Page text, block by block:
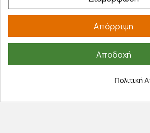
Επιστροφές προϊοντων
Πληροφορίες
Όροι χρήσης
Απόρριψη
Αποδοχή
Πολιτική